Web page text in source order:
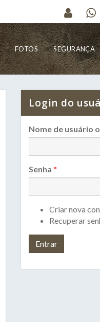
FOTOS SEGURANÇA
Login do
Nome de usuário
Senha *
Criar nova
Recuperar